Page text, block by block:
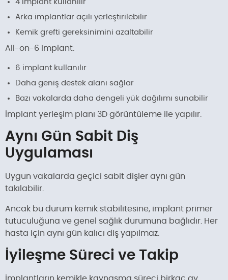
4 implant kullanılır
Arka implantlar açılı yerleştirilebilir
Kemik grefti gereksinimini azaltabilir
All-on-6 implant:
6 implant kullanılır
Daha geniş destek alanı sağlar
Bazı vakalarda daha dengeli yük dağılımı sunabilir
İmplant yerleşim planı 3D görüntüleme ile yapılır.
Aynı Gün Sabit Diş
Uygulaması
Uygun vakalarda geçici sabit dişler aynı gün
takılabilir.
Ancak bu durum kemik stabilitesine, implant primer
tutuculuğuna ve genel sağlık durumuna bağlıdır. Her
hasta için aynı gün kalıcı diş yapılmaz.
İyileşme Süreci ve Takip